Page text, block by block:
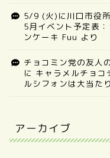
5/9 (火)に川口市役
5月イベント予定表
ンケーキ Fuu より
チョコミン党の友人
に キャラメルチョコ
ルシフォンは大当た
アーカイブ